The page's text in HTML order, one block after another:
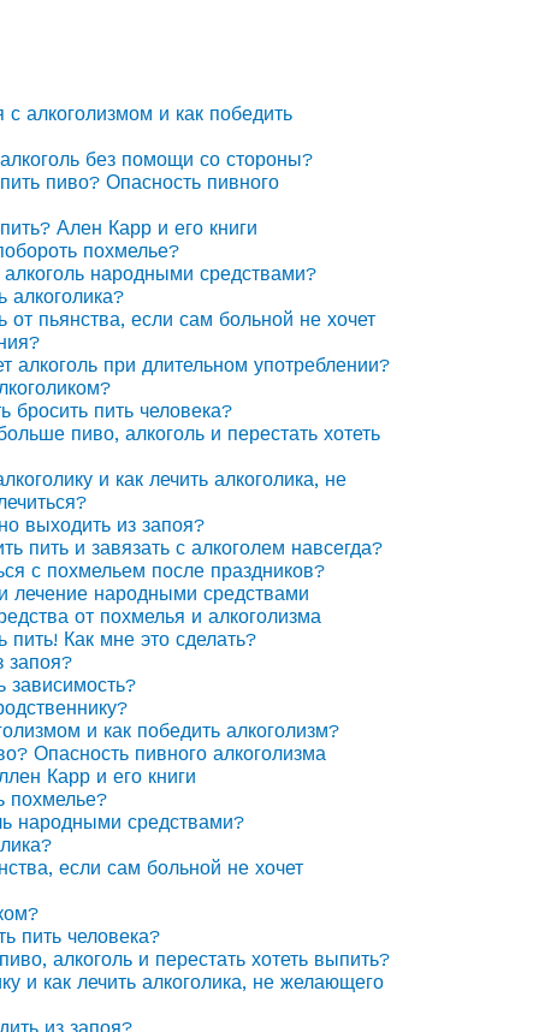
с алкоголизмом и как победить
без помощи со стороны?
пиво? Опасность пивного
Ален Карр и его книги
похмелье?
народными средствами?
алкоголика?
от пьянства, если сам больной не хочет
алкоголь при длительном употреблении?
бросить пить человека?
пиво, алкоголь и перестать хотеть
и как лечить алкоголика, не
выходить из запоя?
пить и завязать с алкоголем навсегда?
с похмельем после праздников?
лечение народными средствами
от похмелья и алкоголизма
пить! Как мне это сделать?
запоя?
зависимость?
и как победить алкоголизм?
Опасность пивного алкоголизма
Карр и его книги
похмелье?
народными средствами?
если сам больной не хочет
пить человека?
алкоголь и перестать хотеть выпить?
и как лечить алкоголика, не желающего